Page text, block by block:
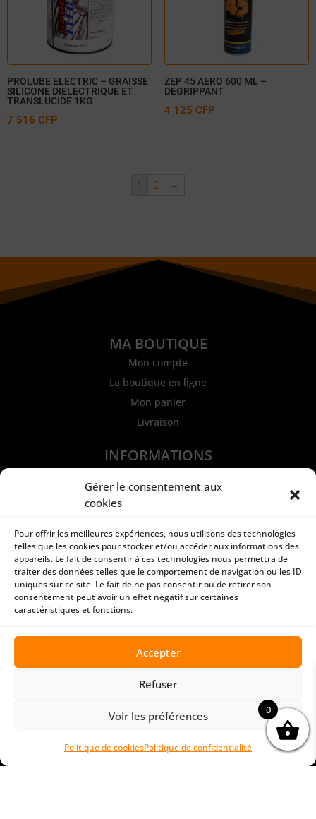
Gérer le consentement aux
cookies
Pour offrir les meilleures expériences, nous utilisons des technologies
telles que les cookies pour stocker et/ou accéder aux informations des
appareils. Le fait de consentir à ces technologies nous permettra de
traiter des données telles que le comportement de navigation ou les ID
uniques sur ce site. Le fait de ne pas consentir ou de retirer son
consentement peut avoir un effet négatif sur certaines
caractéristiques et fonctions.
Accepter
Refuser
Voir les préférences
Politique de cookiesPolitique de confidentialité
PROLUBE ELECTRIC – GRAISSE
SILICONE DIELECTRIQUE ET
TRANSLUCIDE 1KG
7 516 CFP
ZEP 45 AERO 600 ML –
DEGRIPPANT
4 125 CFP
1 2 →
MA BOUTIQUE
Mon compte
La boutique en ligne
Mon panier
Livraison
INFORMATIONS
Politique de confidentialité
Paiement sécurisé
CONTACT
ATEA-STORE
BP43402 Fare Tony
98713 PAPEETE | Tahiti
87 74 55 54
0